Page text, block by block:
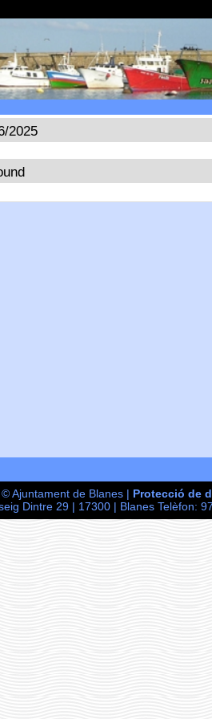
2025
© Ajuntament de Blanes | Protecció de
Dintre 29 | 17300 | Blanes Telèfon: